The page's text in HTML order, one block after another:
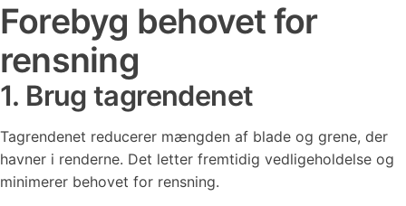
Forebyg behovet for
rensning
1. Brug tagrendenet
Tagrendenet reducerer mængden af blade og grene, der
havner i renderne. Det letter fremtidig vedligeholdelse og
minimerer behovet for rensning.